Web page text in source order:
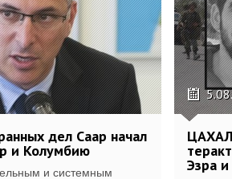
дел Саар начал
и Колумбию
и системным
ЦАХАЛ
Эзра